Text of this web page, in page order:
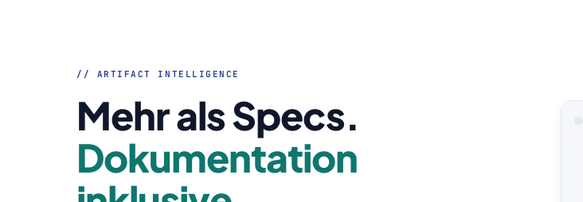
// ARTIFACT INTELLIGENCE
Mehr als Specs.
Dokumentation